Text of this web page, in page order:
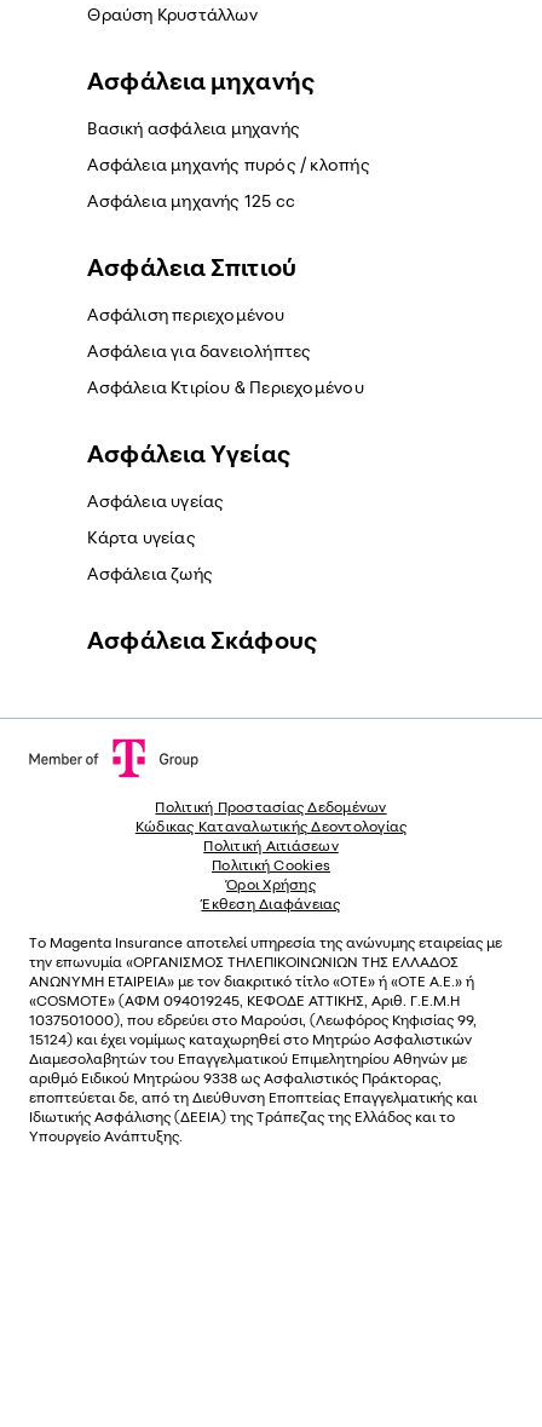
Θραύση Κρυστάλλων
Ασφάλεια μηχανής
Βασική ασφάλεια μηχανής
Ασφάλεια μηχανής πυρός / κλοπής
Ασφάλεια μηχανής 125 cc
Ασφάλεια Σπιτιού
Ασφάλιση περιεχομένου
Ασφάλεια για δανειολήπτες
Ασφάλεια Κτιρίου & Περιεχομένου
Ασφάλεια Yγείας
Ασφάλεια υγείας
Κάρτα υγείας
Ασφάλεια ζωής
Ασφάλεια Σκάφους
Πολιτική Προστασίας Δεδομένων
Κώδικας Καταναλωτικής Δεοντολογίας
Πολιτική Αιτιάσεων
Πολιτική Cookies
Όροι Χρήσης
Έκθεση Διαφάνειας
Το Magenta Insurance αποτελεί υπηρεσία της ανώνυµης εταιρείας µε
την επωνυµία «ΟΡΓΑΝΙΣΜΟΣ ΤΗΛΕΠΙΚΟΙΝΩΝΙΩΝ ΤΗΣ ΕΛΛΑΔΟΣ
ΑΝΩΝΥΜΗ ΕΤΑΙΡΕΙΑ» µε τον διακριτικό τίτλο «OTE» ή «ΟΤΕ Α.Ε.» ή
«COSMOTE» (ΑΦΜ 094019245, ΚΕΦΟΔΕ ΑΤΤΙΚΗΣ, Αριθ. Γ.Ε.Μ.Η
1037501000), που εδρεύει στο Μαρούσι, (Λεωφόρος Κηφισίας 99,
15124) και έχει νοµίµως καταχωρηθεί στο Μητρώο Ασφαλιστικών
Διαµεσολαβητών του Επαγγελµατικού Επιµελητηρίου Αθηνών µε
αριθµό Ειδικού Μητρώου 9338 ως Ασφαλιστικός Πράκτορας,
εποπτεύεται δε, από τη Διεύθυνση Εποπτείας Επαγγελματικής και
Ιδιωτικής Ασφάλισης (ΔΕΕΙΑ) της Τράπεζας της Ελλάδος και το
Υπουργείο Ανάπτυξης.